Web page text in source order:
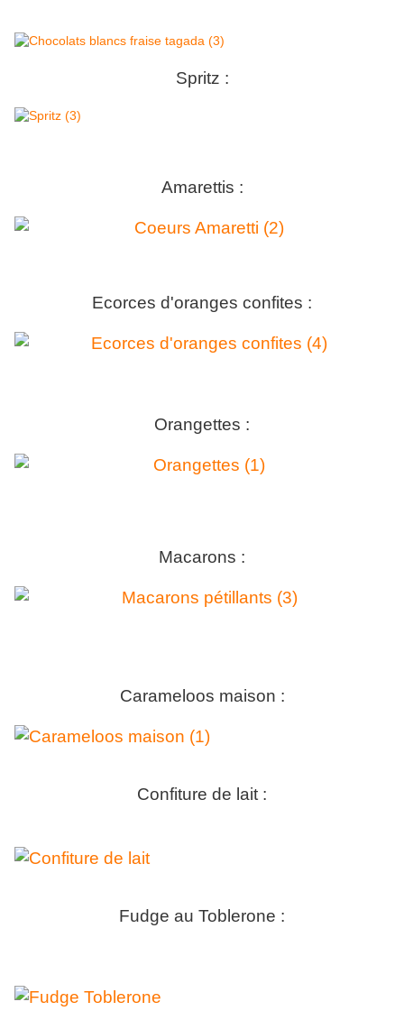
Spritz :
Amarettis :
Ecorces d'oranges confites :
Orangettes :
Macarons :
Carameloos maison :
Confiture de lait :
Fudge au Toblerone :